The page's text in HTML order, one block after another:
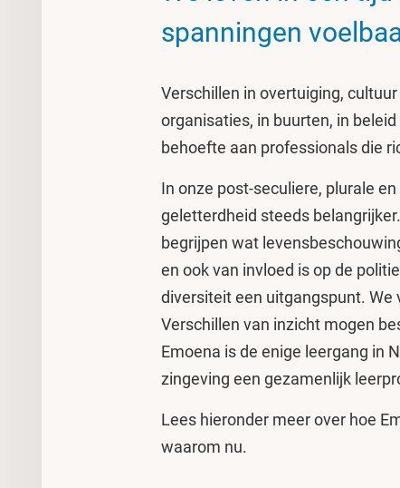
spanningen
Verschillen in overtuiging,
organisaties, in buurten, in
behoefte aan professionals die
In onze post-seculiere, plurale
geletterdheid steeds
begrijpen wat
en ook van invloed is op de
diversiteit een uitgangspunt.
Verschillen van inzicht mogen
Emoena is de enige leergang in
zingeving een gezamenlijk
Lees hieronder meer over hoe
waarom nu.